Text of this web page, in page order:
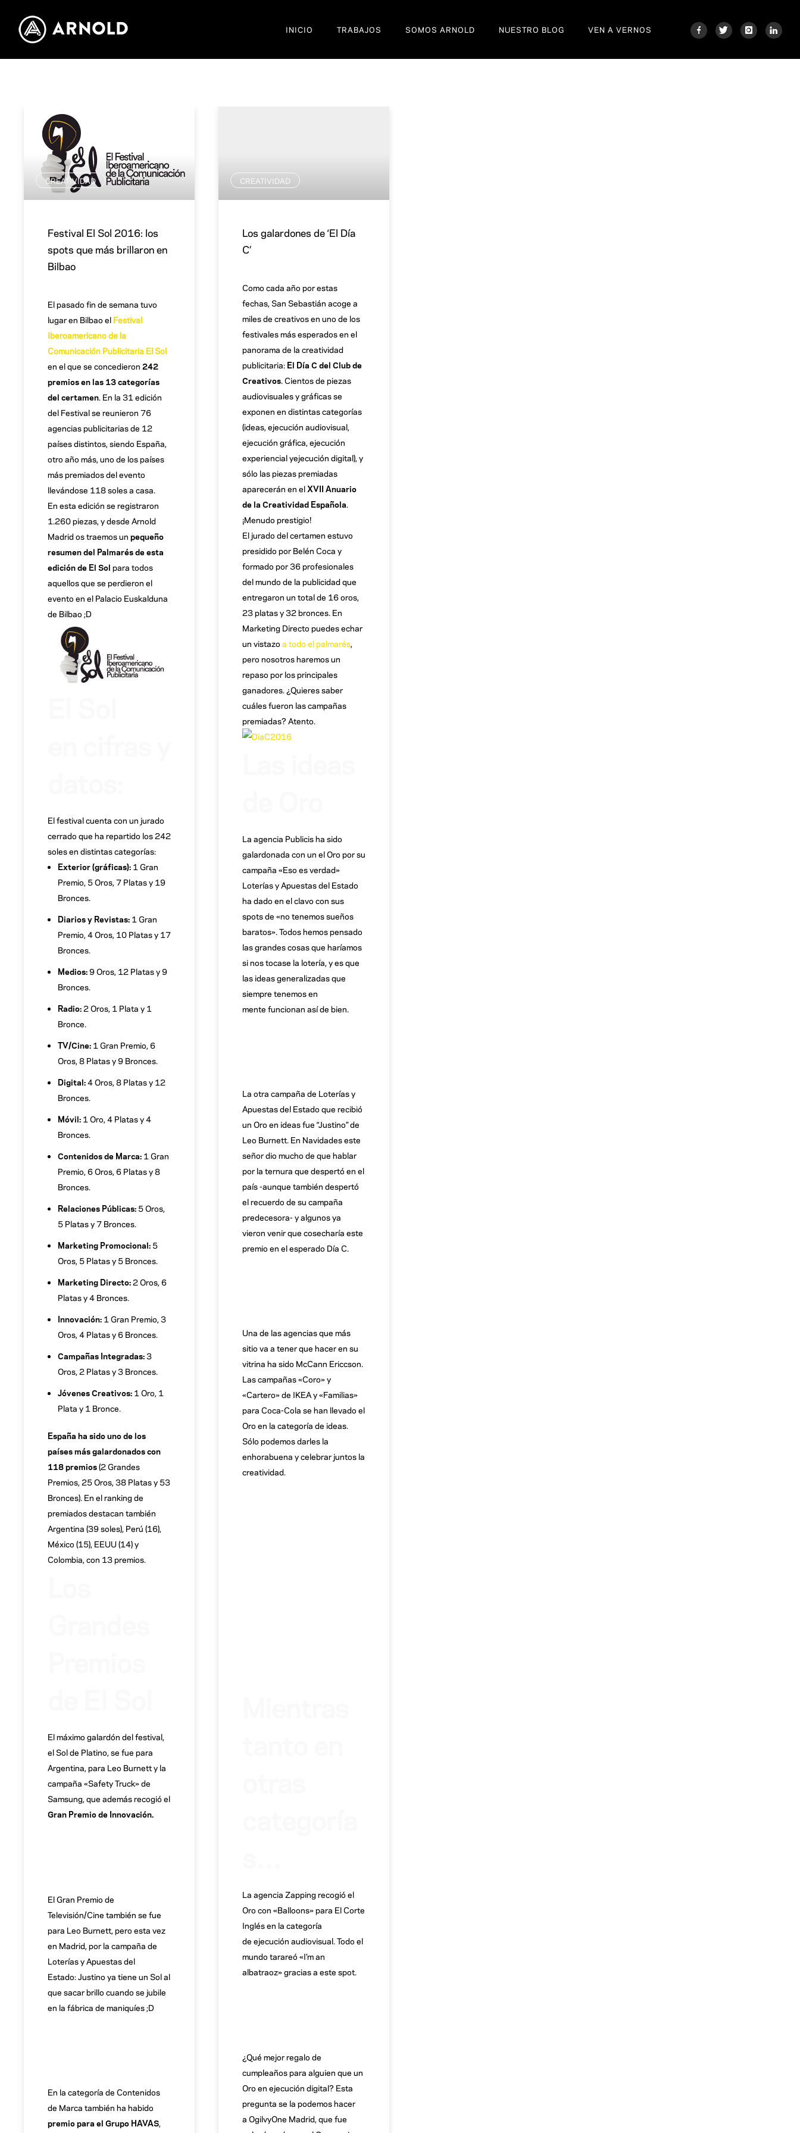
INICIO TRABAJOS SOMOS ARNOLD NUESTRO BLOG VEN A VERNOS
CREATIVIDAD
Festival El Sol 2016: los
spots que más brillaron en
Bilbao
El pasado fin de semana tuvo
lugar en Bilbao el Festival
Iberoamericano de la
Comunicación Publicitaria El Sol
en el que se concedieron 242
premios en las 13 categorías
del certamen . En la 31 edición
del Festival se reunieron 76
agencias publicitarias de 12
países distintos, siendo España,
otro año más, uno de los países
más premiados del evento
llevándose 118 soles a casa.
En esta edición se registraron
1.260 piezas, y desde Arnold
Madrid os traemos un pequeño
resumen del Palmarés de esta
edición de El Sol para todos
aquellos que se perdieron el
evento en el Palacio Euskalduna
de Bilbao ;D
El festival cuenta con un jurado
cerrado que ha repartido los 242
soles en distintas categorías:
Exterior (gráficas):1 Gran
Premio, 5 Oros, 7 Platas y 19
Bronces.
Diarios y Revistas:1 Gran
Premio, 4 Oros, 10 Platas y 17
Bronces.
Medios:9 Oros, 12 Platas y 9
Bronces.
Radio:2 Oros, 1 Plata y 1
Bronce.
TV/Cine:1 Gran Premio, 6
Oros, 8 Platas y 9 Bronces.
Digital:4 Oros, 8 Platas y 12
Bronces.
Móvil:1 Oro, 4 Platas y 4
Bronces.
Contenidos de Marca:1 Gran
Premio, 6 Oros, 6 Platas y 8
Bronces.
Relaciones Públicas:5 Oros,
5 Platas y 7 Bronces.
Marketing Promocional:5
Oros, 5 Platas y 5 Bronces.
Marketing Directo:2 Oros, 6
Platas y 4 Bronces.
Innovación:1 Gran Premio, 3
Oros, 4 Platas y 6 Bronces.
Campañas Integradas:3
Oros, 2 Platas y 3 Bronces.
Jóvenes Creativos:1 Oro, 1
Plata y 1 Bronce.
España ha sido uno de los
países más galardonados con
118 premios(2 Grandes
Premios, 25 Oros, 38 Platas y 53
Bronces). En el ranking de
premiados destacan también
Argentina (39 soles), Perú (16),
México (15), EEUU (14) y
Colombia, con 13 premios.
El máximo galardón del festival,
el Sol de Platino, se fue para
Argentina, para Leo Burnett y la
campaña «Safety Truck» de
Samsung, que además recogió el
Gran Premio de Innovación.
El Gran Premio de
Televisión/Cine también se fue
para Leo Burnett, pero esta vez
en Madrid, por la campaña de
Loterías y Apuestas del
Estado: Justino ya tiene un Sol al
que sacar brillo cuando se jubile
en la fábrica de maniquíes ;D
En la categoría de Contenidos
de Marca también ha habido
premio para el Grupo HAVAS,
CREATIVIDAD
Los galardones de ‘El Día
C’
Como cada año por estas
fechas, San Sebastián acoge a
miles de creativos en uno de los
festivales más esperados en el
panorama de la creatividad
publicitaria: El Día C del Club de
Creativos . Cientos de piezas
audiovisuales y gráficas se
exponen en distintas categorías
(ideas, ejecución audiovisual,
ejecución gráfica, ejecución
experiencial yejecución digital), y
sólo las piezas premiadas
aparecerán en elXVII Anuario
de la Creatividad Española
¡Menudo prestigio!
El jurado del certamen estuvo
presidido por Belén Coca y
formado por 36 profesionales
del mundo de la publicidad que
entregaron un total de 16 oros,
23 platas y 32 bronces. En
Marketing Directo puedes echar
un vistazo a todo el palmarés
pero nosotros haremos un
repaso por los principales
ganadores. ¿Quieres saber
cuáles fueron las campañas
premiadas? Atento.
La agencia Publicis ha sido
galardonada con un el Oro por su
campaña «Eso es verdad»
Loterías y Apuestas del Estado
ha dado en el clavo con sus
spots de «no tenemos sueños
baratos». Todos hemos pensado
las grandes cosas que haríamos
si nos tocase la lotería, y es que
las ideas generalizadas que
siempre tenemos en
mente funcionan así de bien.
La otra campaña de Loterías y
Apuestas del Estado que recibió
un Oro en ideas fue “Justino” de
Leo Burnett. En Navidades este
señor dio mucho de que hablar
por la ternura que despertó en el
país -aunque también despertó
el recuerdo de su campaña
predecesora- y algunos ya
vieron venir que cosecharía este
premio en el esperado Día C.
Una de las agencias que más
sitio va a tener que hacer en su
vitrina ha sido McCann Ericcson.
Las campañas «Coro» y
«Cartero» de IKEA y «Familias»
para Coca-Cola se han llevado el
Oro en la categoría de ideas.
Sólo podemos darles la
enhorabuena y celebrar juntos la
creatividad.
La agencia Zapping recogió el
Oro con «Balloons» para El Corte
Inglés en la categoría
de ejecución audiovisual. Todo el
mundo tarareó «I’m an
albatraoz» gracias a este spot.
¿Qué mejor regalo de
cumpleaños para alguien que un
Oro en ejecución digital? Esta
pregunta se la podemos hacer
a OgilvyOne Madrid, que fue